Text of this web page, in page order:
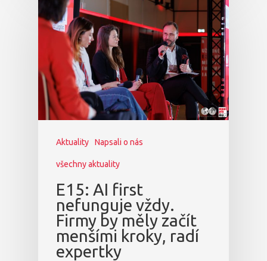
Aktuality Napsali o nás
všechny aktuality
E15: AI first
nefunguje vždy.
Firmy by měly začít
menšími kroky, radí
expertky